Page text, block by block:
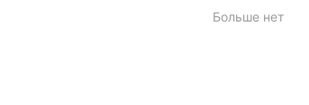
Больше нет